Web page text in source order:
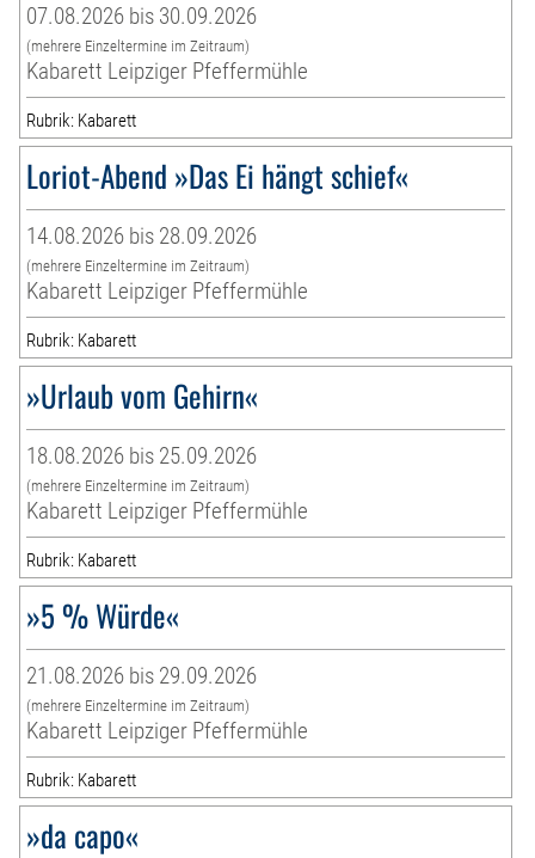
07.08.2026 bis 30.09.2026
(mehrere Einzeltermine im Zeitraum)
Kabarett Leipziger Pfeffermühle
Rubrik: Kabarett
Loriot-Abend »Das Ei hängt schief«
14.08.2026 bis 28.09.2026
(mehrere Einzeltermine im Zeitraum)
Kabarett Leipziger Pfeffermühle
Rubrik: Kabarett
»Urlaub vom Gehirn«
18.08.2026 bis 25.09.2026
(mehrere Einzeltermine im Zeitraum)
Kabarett Leipziger Pfeffermühle
Rubrik: Kabarett
»5 % Würde«
21.08.2026 bis 29.09.2026
(mehrere Einzeltermine im Zeitraum)
Kabarett Leipziger Pfeffermühle
Rubrik: Kabarett
»da capo«